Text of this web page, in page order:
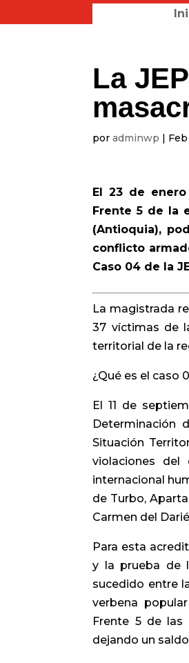
La
poradminwp |
El 23 de
Frente 5 de la
(Antioquia),
conflicto
Caso 04 de la
La magistrada
37 víctimas de
territorial de la
¿Qué es el caso
El 11 de
Determinación
Situación
violaciones del
internacional
de Turbo,
Carmen del
Para esta
y la prueba de
sucedido entre
verbena
Frente 5 de las
dejando un